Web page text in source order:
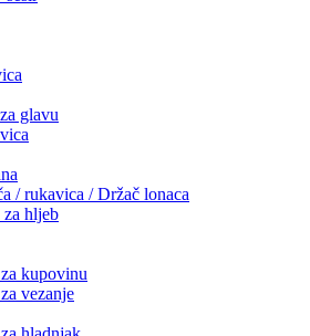
glavu
/ rukavica / Držač lonaca
hljeb
kupovinu
vezanje